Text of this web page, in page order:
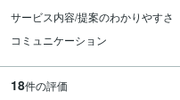
サービス内容/提案のわかりやすさ
コミュニケーション
18件の評価